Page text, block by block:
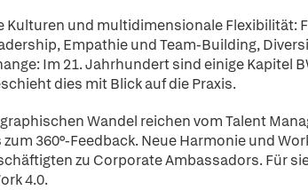
Kulturen und multidimensionale Flexibilität:
Empathie und Team-Building,
Im 21. Jahrhundert sind einige Kapitel
dies mit Blick auf die Praxis.
Wandel reichen vom Talent
360°-Feedback. Neue Harmonie und
zu Corporate Ambassadors. Für
4.0.